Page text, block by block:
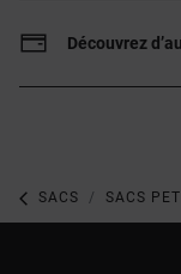
Dimensions
19 x 29 x 11,5
Découvrez
SACS